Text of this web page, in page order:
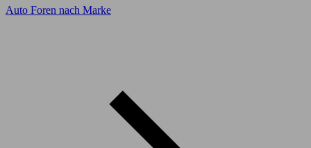
Auto Foren nach Marke